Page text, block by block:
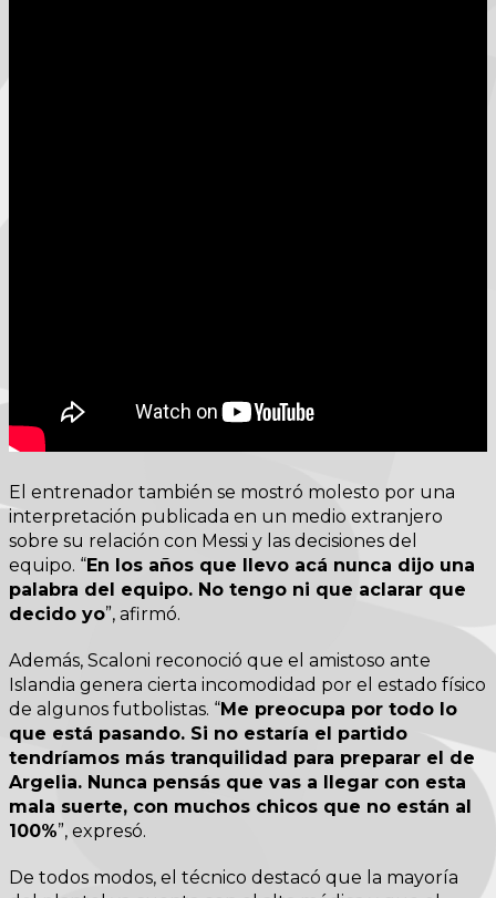
El entrenador también se mostró molesto por una
interpretación publicada en un medio extranjero
sobre su relación con Messi y las decisiones del
equipo. “En los años que llevo acá nunca dijo una
palabra del equipo. No tengo ni que aclarar que
decido yo”, afirmó.
Además, Scaloni reconoció que el amistoso ante
Islandia genera cierta incomodidad por el estado físico
de algunos futbolistas. “Me preocupa por todo lo
que está pasando. Si no estaría el partido
tendríamos más tranquilidad para preparar el de
Argelia. Nunca pensás que vas a llegar con esta
mala suerte, con muchos chicos que no están al
100%”, expresó.
De todos modos, el técnico destacó que la mayoría